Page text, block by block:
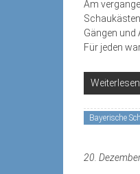
Am
Gängen und
Für jeden
Weiterlesen
Bayerische
20.